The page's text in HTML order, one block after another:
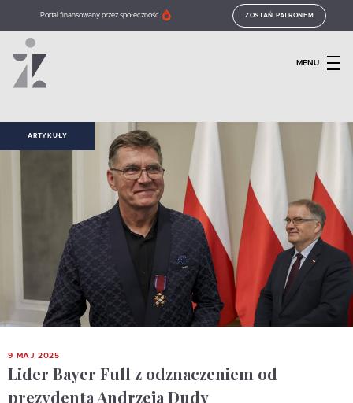
Portal finansowany przez społeczność ZOSTAŃ PATRONEM
MENU
ARTYKUŁY
9 MAJ 2025
Lider Bayer Full z odznaczeniem od
prezydenta Andrzeja Dudy